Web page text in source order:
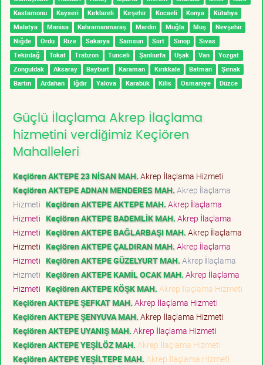
Kastamonu
Kayseri Kırklareli Kırşehir Kocaeli Konya
Kütahya
Malatya
Manisa Kahramanmaraş Mardin Muğla Muş
Nevşehir
Niğde
Ordu Rize Sakarya Samsun Siirt Sinop
Sivas
Tekirdağ
Tokat Trabzon Tunceli Şanlıurfa Uşak Van
Yozgat
Zonguldak
Aksaray Bayburt Karaman Kırıkkale Batman
Şırnak
Bartın
Ardahan Iğdır Yalova Karabük Kilis Osmaniye Düzce
Güçlü İlaçlama Akrep İlaçlama
hizmetini verdiğimiz Keçiören
Mahalleleri
Keçiören AKTEPE 23 NİSAN MAH. Akrep İlaçlama Hizmeti
Keçiören AKTEPE ADNAN MENDERES MAH. Akrep İlaçlama
Hizmeti Keçiören AKTEPE AKTEPE MAH. Akrep İlaçlama
Hizmeti Keçiören AKTEPE BADEMLİK MAH. Akrep İlaçlama
Hizmeti Keçiören AKTEPE BAĞLARBAŞI MAH. Akrep İlaçlama
Hizmeti Keçiören AKTEPE ÇALDIRAN MAH. Akrep İlaçlama
Hizmeti Keçiören AKTEPE GÜZELYURT MAH. Akrep İlaçlama
Hizmeti Keçiören AKTEPE KAMİL OCAK MAH. Akrep İlaçlama
Hizmeti Keçiören AKTEPE KÖŞK MAH. Akrep İlaçlama Hizmeti
Keçiören AKTEPE ŞEFKAT MAH. Akrep İlaçlama Hizmeti
Keçiören AKTEPE ŞENYUVA MAH. Akrep İlaçlama Hizmeti
Keçiören AKTEPE UYANIŞ MAH. Akrep İlaçlama Hizmeti
Keçiören AKTEPE YEŞİLÖZ MAH. Akrep İlaçlama Hizmeti
Keçiören AKTEPE YEŞİLTEPE MAH. Akrep İlaçlama Hizmeti